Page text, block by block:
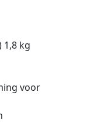
1,8 kg
voor